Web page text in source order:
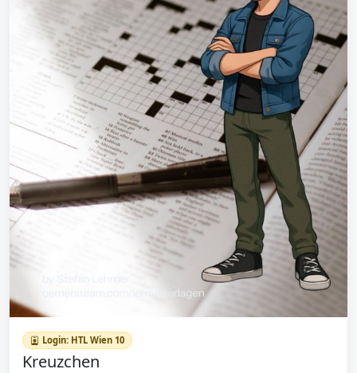
Login: HTL Wien 10
Kreuzchen